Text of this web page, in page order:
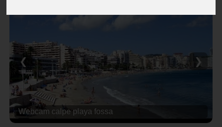
Webcam calpe playa fossa
❮ ❯